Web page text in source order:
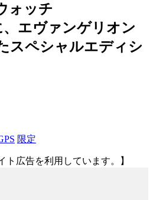
ォッチ
、エヴァンゲリオン
スペシャルエディシ
限定
ト広告を利用しています。】